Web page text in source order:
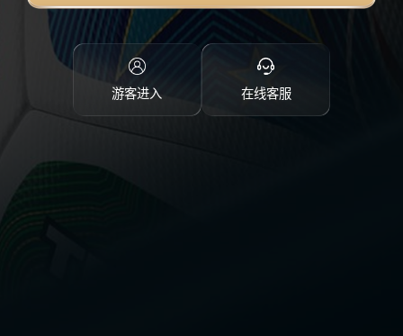
游客进入 在线客服